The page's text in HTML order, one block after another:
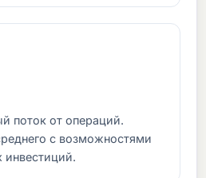
поток от операций.
с возможностями
инвестиций.